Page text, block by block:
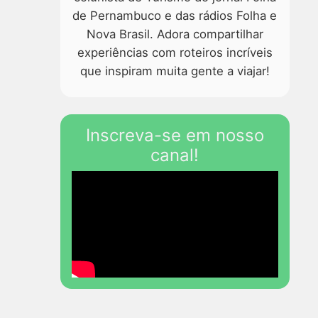
de Pernambuco e das rádios Folha e
Nova Brasil. Adora compartilhar
experiências com roteiros incríveis
que inspiram muita gente a viajar!
Inscreva-se em nosso
canal!